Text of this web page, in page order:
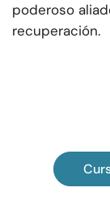
poderoso
recuperación.